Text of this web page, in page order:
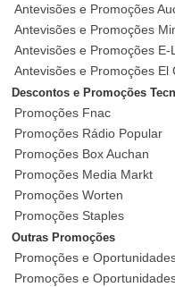
Antevisões e Promoções
Antevisões e Promoções
Antevisões e Promoções E-
Antevisões e Promoções El
Descontos e Promoções
Promoções Fnac
Promoções Rádio Popular
Promoções Box Auchan
Promoções Media Markt
Promoções Worten
Promoções Staples
Outras Promoções
Promoções e
Promoções e